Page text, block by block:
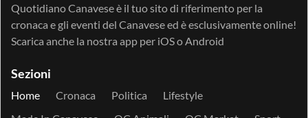
Quotidiano Canavese è il tuo sito di riferimento per la
cronaca e gli eventi del Canavese ed è esclusivamente online!
Scarica anche la nostra app per iOSoAndroid
Sezioni
Home Cronaca Politica
Lifestyle